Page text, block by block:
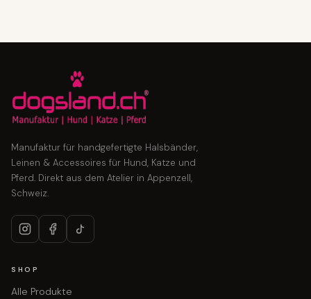
Manufaktur für handgefertigte Halsbänder,
Leinen & Accessoires für Hund, Katze und
Pferd. Direkt aus dem Atelier in Appenzell,
Schweiz.
SHOP
Alle Produkte